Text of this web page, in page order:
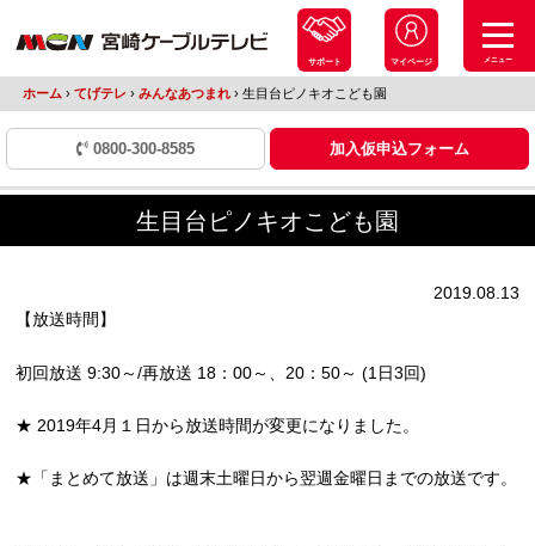
サポート マイページ メニュー
ホーム › てげテレ › みんなあつまれ ›生目台ピノキオこども園
0800-300-8585 加入仮申込フォーム
生目台ピノキオこども園
2019.08.13
【放送時間】
初回放送 9:30～/再放送 18：00～、20：50～ (1日3回)
★ 2019年4月１日から放送時間が変更になりました。
★「まとめて放送」は週末土曜日から翌週金曜日までの放送です。